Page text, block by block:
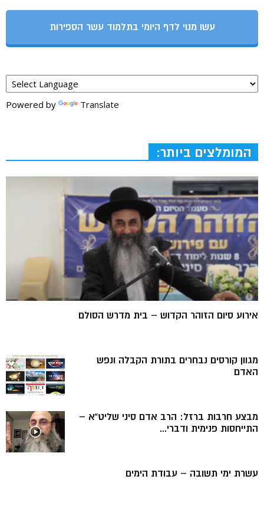
עשו מנוי לדף היומי בתלמוד עשר הספירות
Powered by Translate
המומלצים ביותר:
אירוע סיום הזוהר הקדוש – בית מדרש הסולם
מגוון קורסים נבחרים בתורת הקבלה ונפש
האדם
מבצע חרבות ברזל: הרב אדם סיני שליט”א –
התייחסות פנימית ודברי...
עשרת ימי תשובה – עבודת הימים